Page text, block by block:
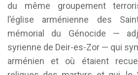
du même groupement
l’église arménienne des
mémorial du Génocide —
syrienne de Deir-es-Zor — qui
arménien et où étaient